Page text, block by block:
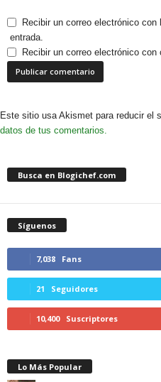
Recibir un correo electrónico
entrada.
Recibir un correo electrónico con
Este sitio usa Akismet para reducir el
datos de tus comentarios.
Busca en Blogichef.com
Síguenos
7,038 Fans
21 Seguidores
10,400 Suscriptores
Lo Más Popular